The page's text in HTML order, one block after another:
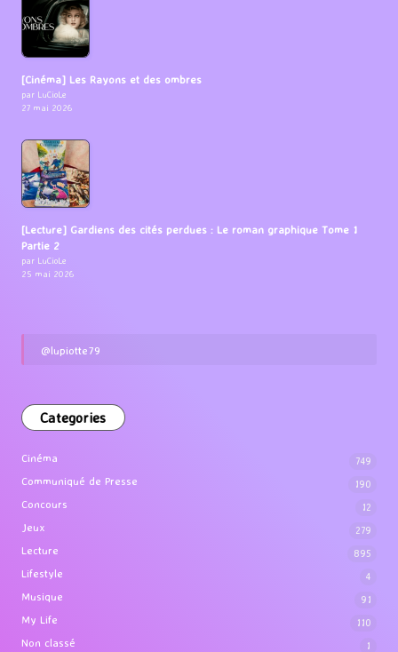
[Cinéma] Les Rayons et des ombres
par LuCioLe
27 mai 2026
[Lecture] Gardiens des cités perdues : Le roman graphique Tome 1
Partie 2
par LuCioLe
25 mai 2026
@lupiotte79
Categories
Cinéma 749
Communiqué de Presse 190
Concours 12
Jeux 279
Lecture 895
Lifestyle 4
Musique 91
My Life 110
Non classé 1